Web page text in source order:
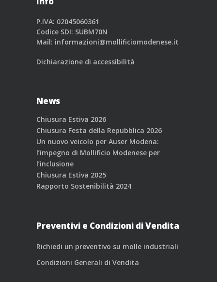
P.IVA: 02045060361
Codice SDI: SUBM70N
Mail: informazioni@mollificiomodenese.it
Dichiarazione di accessibilità
News
Chiusura Estiva 2026
Chiusura Festa della Repubblica 2026
Un nuovo veicolo per Auser Modena:
l’impegno di Mollificio Modenese per
l’inclusione
Chiusura Estiva 2025
Rapporto Sostenibilità 2024
Preventivi e Condizioni di Vendita
Richiedi un preventivo su molle industriali
Condizioni Generali di Vendita